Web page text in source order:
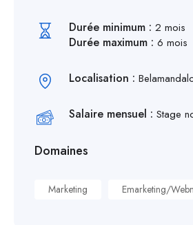
Durée minimum : 2 mois
Durée maximum : 6 mois
Localisation :
Salaire mensuel : Stage
Domaines
Marketing Emarketing/